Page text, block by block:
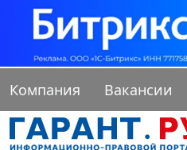
Компания Вакансии